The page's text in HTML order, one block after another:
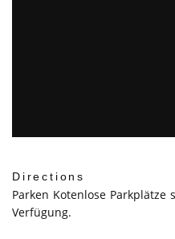
Directions
Parken Kotenlose
Verfügung.